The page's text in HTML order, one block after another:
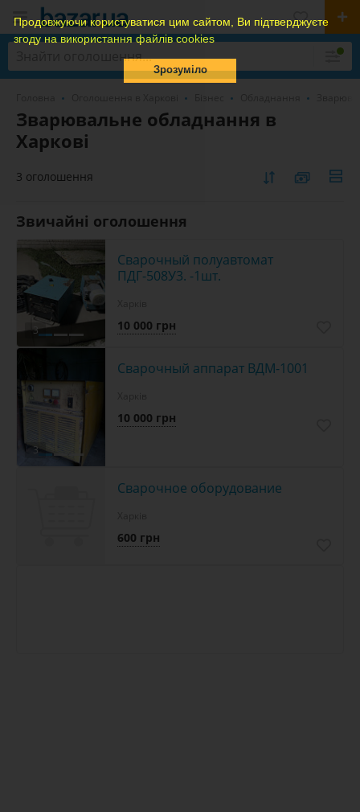
Продовжуючи користуватися цим сайтом, Ви підтверджуєте
згоду на використання файлів cookies
Зрозуміло
Зварювальне обладнання в
Харкові
3 оголошення
Звичайні оголошення
3
Сварочный полуавтомат
ПДГ-508У3. -1шт.
10 000 грн
3
Сварочный аппарат ВДМ-1001
10 000 грн
Сварочное оборудование
600 грн